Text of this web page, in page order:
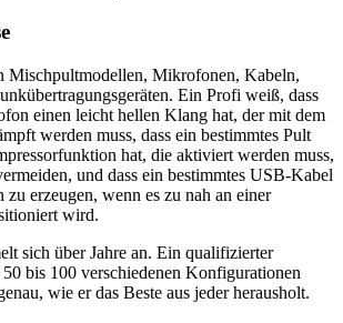
Mischpultmodellen, Mikrofonen, Kabeln,
Ein Profi weiß, dass
einen leicht hellen Klang hat, der mit dem
werden muss, dass ein bestimmtes Pult
hat, die aktiviert werden muss,
und dass ein bestimmtes USB-Kabel
zu erzeugen, wenn es zu nah an einer
wird.
sich über Jahre an. Ein qualifizierter
bis 100 verschiedenen Konfigurationen
wie er das Beste aus jeder herausholt.